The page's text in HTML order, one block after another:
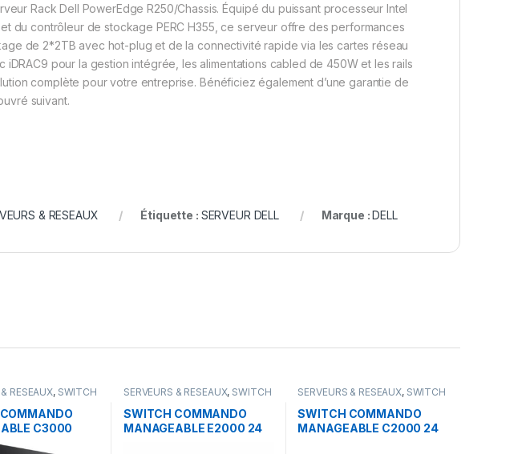
Rack Dell PowerEdge R250/Chassis. Équipé du puissant processeur Intel
et du contrôleur de stockage PERC H355, ce serveur offre des performances
de 2*2TB avec hot-plug et de la connectivité rapide via les cartes réseau
iDRAC9 pour la gestion intégrée, les alimentations cabled de 450W et les rails
complète pour votre entreprise. Bénéficiez également d’une garantie de
suivant.
& RESEAUX Étiquette : SERVEUR DELL Marque :DELL
RESEAUX, SWITCH
C3000
+ POE
SERVEURS & RESEAUX, SWITCH
SWITCH COMMANDO
MANAGEABLE E2000 24
SERVEURS & RESEAUX, SWITCH
SWITCH COMMANDO
MANAGEABLE C2000 24